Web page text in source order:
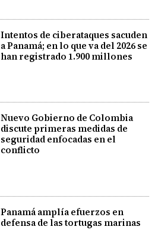
Intentos de ciberataques sacuden
a Panamá; en lo que va del 2026 se
han registrado 1.900 millones
Nuevo Gobierno de Colombia
discute primeras medidas de
seguridad enfocadas en el
conflicto
Panamá amplía efuerzos en
defensa de las tortugas marinas